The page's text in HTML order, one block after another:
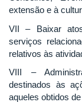
extensão e à
VII – Baixar
serviços
relativos às
VIII –
destinados às
aqueles obtidos